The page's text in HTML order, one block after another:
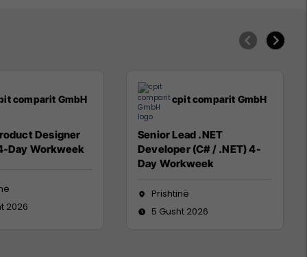
comparit GmbH
Designer
Day Workweek
2026
cpit comparit GmbH
Senior Lead .NET
Developer (C# / .NET) 4-
Day Workweek
Prishtinë
5 Gusht 2026